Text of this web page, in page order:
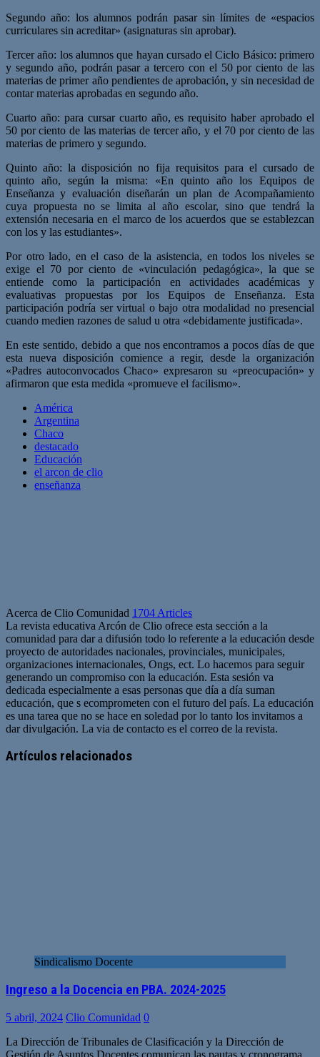
Segundo año: los alumnos podrán pasar sin límites de «espacios
curriculares sin acreditar» (asignaturas sin aprobar).
Tercer año: los alumnos que hayan cursado el Ciclo Básico: primero
y segundo año, podrán pasar a tercero con el 50 por ciento de las
materias de primer año pendientes de aprobación, y sin necesidad de
contar materias aprobadas en segundo año.
Cuarto año: para cursar cuarto año, es requisito haber aprobado el
50 por ciento de las materias de tercer año, y el 70 por ciento de las
materias de primero y segundo.
Quinto año: la disposición no fija requisitos para el cursado de
quinto año, según la misma: «En quinto año los Equipos de
Enseñanza y evaluación diseñarán un plan de Acompañamiento
cuya propuesta no se limita al año escolar, sino que tendrá la
extensión necesaria en el marco de los acuerdos que se establezcan
con los y las estudiantes».
Por otro lado, en el caso de la asistencia, en todos los niveles se
exige el 70 por ciento de «vinculación pedagógica», la que se
entiende como la participación en actividades académicas y
evaluativas propuestas por los Equipos de Enseñanza. Esta
participación podría ser virtual o bajo otra modalidad no presencial
cuando medien razones de salud u otra «debidamente justificada».
En este sentido, debido a que nos encontramos a pocos días de que
esta nueva disposición comience a regir, desde la organización
«Padres autoconvocados Chaco» expresaron su «preocupación» y
afirmaron que esta medida «promueve el facilismo».
América
Argentina
Chaco
destacado
Educación
el arcon de clio
enseñanza
Acerca de Clio Comunidad 1704 Articles
La revista educativa Arcón de Clio ofrece esta sección a la
comunidad para dar a difusión todo lo referente a la educación desde
proyecto de autoridades nacionales, provinciales, municipales,
organizaciones internacionales, Ongs, ect. Lo hacemos para seguir
generando un compromiso con la educación. Esta sesión va
dedicada especialmente a esas personas que día a día suman
educación, que s ecomprometen con el futuro del país. La educación
es una tarea que no se hace en soledad por lo tanto los invitamos a
dar divulgación. La via de contacto es el correo de la revista.
web
Artículos relacionados
Sindicalismo Docente
Ingreso a la Docencia en PBA. 2024-2025
5 abril, 2024 Clio Comunidad 0
La Dirección de Tribunales de Clasificación y la Dirección de
Gestión de Asuntos Docentes comunican las pautas y cronograma